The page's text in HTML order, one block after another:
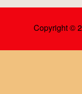
Copyright ©